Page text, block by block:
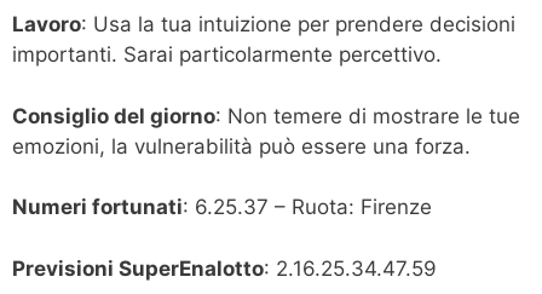
Lavoro: Usa la tua intuizione per prendere decisioni
importanti. Sarai particolarmente percettivo.
Consiglio del giorno: Non temere di mostrare le tue
emozioni, la vulnerabilità può essere una forza.
Numeri fortunati: 6.25.37 – Ruota: Firenze
Previsioni SuperEnalotto: 2.16.25.34.47.59